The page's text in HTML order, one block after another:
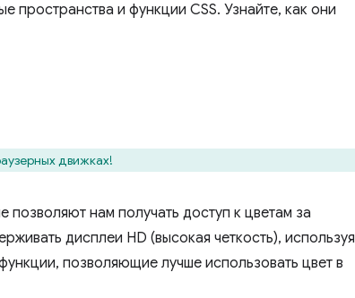
и функции CSS. Узнайте, как они
движках!
позволяют нам получать доступ к цветам за
дисплеи HD (высокая четкость), используя
позволяющие лучше использовать цвет в